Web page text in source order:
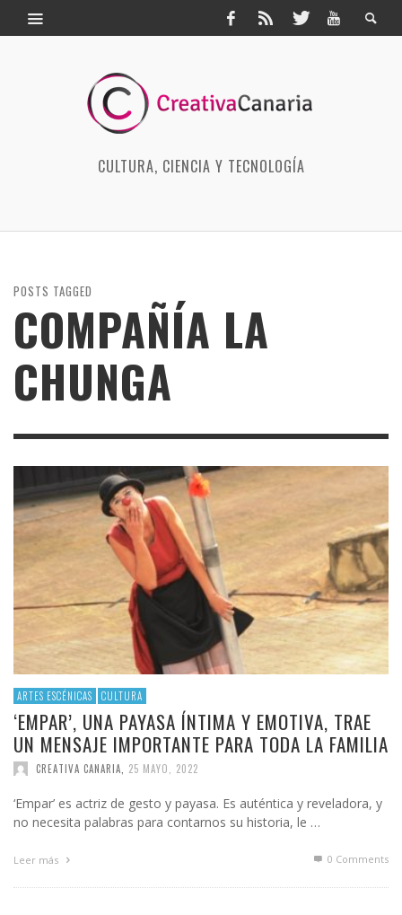
CULTURA, CIENCIA Y TECNOLOGÍA
POSTS TAGGED
COMPAÑÍA LA
CHUNGA
ARTES ESCÉNICAS CULTURA
‘EMPAR’, UNA PAYASA ÍNTIMA Y EMOTIVA, TRAE
UN MENSAJE IMPORTANTE PARA TODA LA FAMILIA
CREATIVA CANARIA 25 MAYO, 2022
‘Empar’ es actriz de gesto y payasa. Es auténtica y reveladora, y
no necesita palabras para contarnos su historia, le …
Leer más 0 Comments